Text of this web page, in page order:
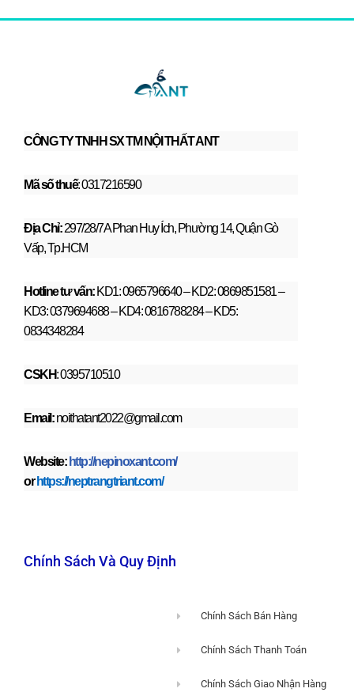
CÔNG TY TNHH SX TM NỘI THẤT ANT
Mã số thuế: 0317216590
Địa Chỉ:297/28/7A Phan Huy Ích, Phường 14, Quận Gò
Vấp, Tp.HCM
Hotline tư vấn:KD1: 0965796640 – KD2: 0869851581 –
KD3: 0379694688 – KD4: 0816788284 – KD5:
0834348284
CSKH: 0395710510
Email:noithatant2022@gmail.com
Website: http://nepinoxant.com/
or https://neptrangtriant.com/
Chính Sách Và Quy Định
Chính Sách Bán Hàng
Chính Sách Thanh Toán
Chính Sách Giao Nhận Hàng